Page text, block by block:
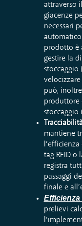
attraverso
giacenze
necessari
prodotto è
gestire la
stoccaggio
velocizzare
può,
produttore
stoccaggio
mantiene
tag RFID o
registra
passaggi
finale e
prelievi